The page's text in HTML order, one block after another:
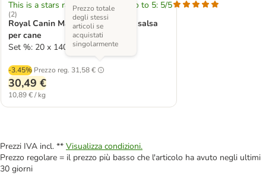
This is a stars rating area from zero to 5: 5/5
(2)
Royal Canin Maxi Adult umido in salsa
per cane
Set %: 20 x 140 g
-3.45% Prezzo reg. 31,58 €
Prezzo totale
degli stessi
articoli se
acquistati
singolarmente
30,49 €
10,89 € / kg
Prezzi IVA incl. ** Visualizza condizioni.
Prezzo regolare = il prezzo più basso che l'articolo ha avuto negli ultimi
30 giorni